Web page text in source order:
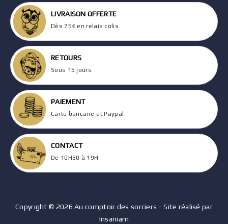
LIVRAISON OFFERTE
Dès 75€ en relais colis
RETOURS
Sous 15 jours
PAIEMENT
Carte bancaire et Paypal
CONTACT
De 10H30 à 19H
Copyright © 2026 Au comptoir des sorciers - Site réalisé par
Insaniam